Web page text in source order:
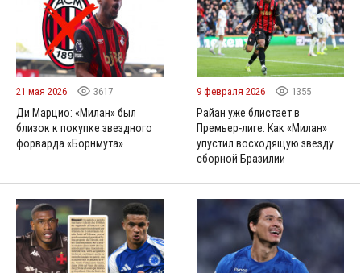
21 мая 2026 3617
Ди Марцио: «Милан» был
близок к покупке звездного
форварда «Борнмута»
9 февраля 2026 1355
Райан уже блистает в
Премьер-лиге. Как «Милан»
упустил восходящую звезду
сборной Бразилии